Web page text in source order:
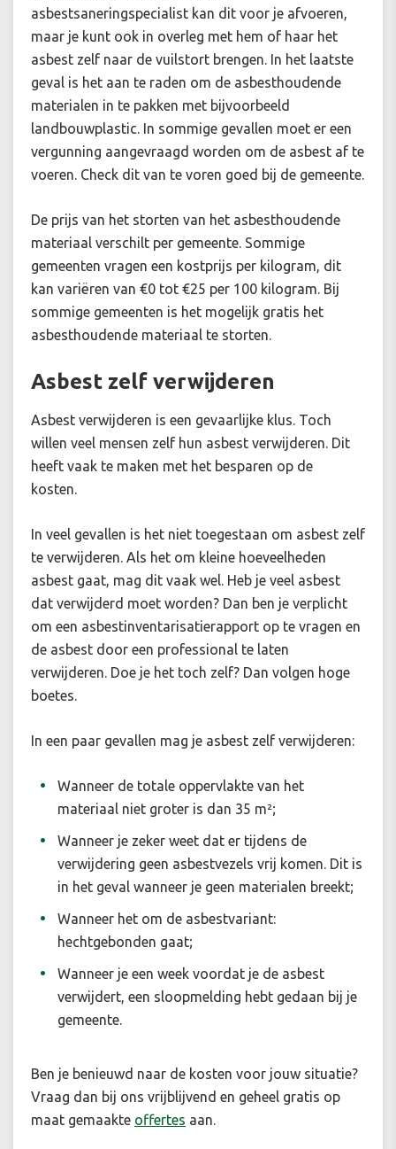
asbestsaneringspecialist kan dit voor je afvoeren,
maar je kunt ook in overleg met hem of haar het
asbest zelf naar de vuilstort brengen. In het laatste
geval is het aan te raden om de asbesthoudende
materialen in te pakken met bijvoorbeeld
landbouwplastic. In sommige gevallen moet er een
vergunning aangevraagd worden om de asbest af te
voeren. Check dit van te voren goed bij de gemeente.
De prijs van het storten van het asbesthoudende
materiaal verschilt per gemeente. Sommige
gemeenten vragen een kostprijs per kilogram, dit
kan variëren van €0 tot €25 per 100 kilogram. Bij
sommige gemeenten is het mogelijk gratis het
asbesthoudende materiaal te storten.
Asbest zelf verwijderen
Asbest verwijderen is een gevaarlijke klus. Toch
willen veel mensen zelf hun asbest verwijderen. Dit
heeft vaak te maken met het besparen op de
kosten.
In veel gevallen is het niet toegestaan om asbest zelf
te verwijderen. Als het om kleine hoeveelheden
asbest gaat, mag dit vaak wel. Heb je veel asbest
dat verwijderd moet worden? Dan ben je verplicht
om een asbestinventarisatierapport op te vragen en
de asbest door een professional te laten
verwijderen. Doe je het toch zelf? Dan volgen hoge
boetes.
In een paar gevallen mag je asbest zelf verwijderen:
Wanneer de totale oppervlakte van het
materiaal niet groter is dan 35 m²;
Wanneer je zeker weet dat er tijdens de
verwijdering geen asbestvezels vrij komen. Dit is
in het geval wanneer je geen materialen breekt;
Wanneer het om de asbestvariant:
hechtgebonden gaat;
Wanneer je een week voordat je de asbest
verwijdert, een sloopmelding hebt gedaan bij je
gemeente.
Ben je benieuwd naar de kosten voor jouw situatie?
Vraag dan bij ons vrijblijvend en geheel gratis op
maat gemaakte offertes aan.